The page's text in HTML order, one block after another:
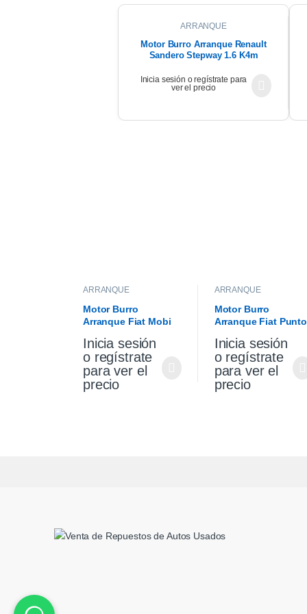
ARRANQUE
Motor Burro Arranque Renault
Sandero Stepway 1.6 K4m
Inicia sesión o regístrate para
ver el precio
ARRANQUE
Motor Burro
Arranque Fiat Mobi
Inicia sesión
o regístrate
para ver el
precio
ARRANQUE
Motor Burro
Arranque Fiat Punto
Original
Inicia sesión
o regístrate
para ver el
precio